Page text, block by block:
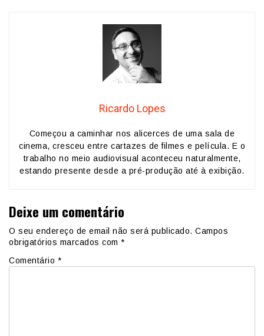
Ricardo Lopes
Começou a caminhar nos alicerces de uma sala de
cinema, cresceu entre cartazes de filmes e película. E o
trabalho no meio audiovisual aconteceu naturalmente,
estando presente desde a pré-produção até à exibição.
Deixe um comentário
O seu endereço de email não será publicado. Campos
obrigatórios marcados com *
Comentário *